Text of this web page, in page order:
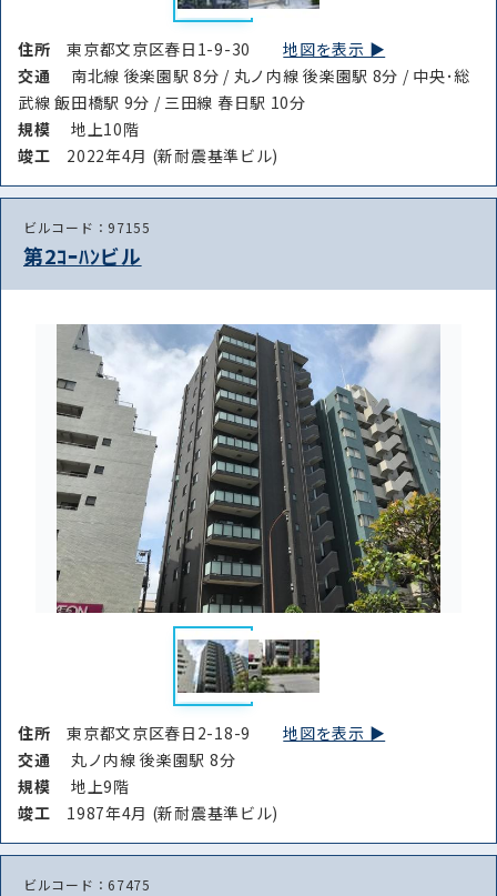
住所東京都文京区春日1-9-30地図を表示 ▶︎
交通
南北線 後楽園駅 8分 / 丸ノ内線 後楽園駅 8分 / 中央･総
武線 飯田橋駅 9分 / 三田線 春日駅 10分
規模
地上10階
竣⼯ 2022年4月 (新耐震基準ビル)
ビルコード：97155
第2ｺｰﾊﾝビル
住所東京都文京区春日2-18-9地図を表示 ▶︎
交通
丸ノ内線 後楽園駅 8分
規模
地上9階
竣⼯ 1987年4月 (新耐震基準ビル)
ビルコード：67475